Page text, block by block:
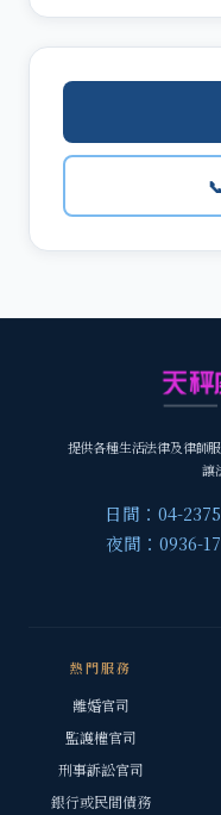
提供各種生活法律及律師
讓
日間：04-
夜間：0936-
熱門服務
離婚官司
監護權官司
刑事訴訟官司
銀行或民間債務